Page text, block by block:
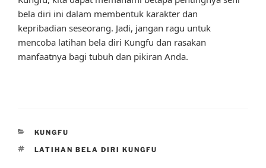
bela diri ini dalam membentuk karakter dan
kepribadian seseorang. Jadi, jangan ragu untuk
mencoba latihan bela diri Kungfu dan rasakan
manfaatnya bagi tubuh dan pikiran Anda.
CATEGORIES
KUNGFU
TAGS
LATIHAN BELA DIRI KUNGFU